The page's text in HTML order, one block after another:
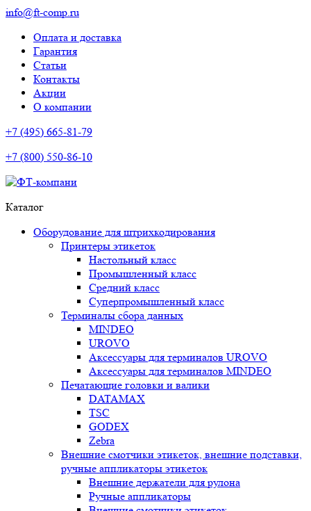
info@ft-comp.ru
Оплата и доставка
Гарантия
Статьи
Контакты
Акции
О компании
+7 (495) 665-81-79
+7 (800) 550-86-10
Каталог
Оборудование для штрихкодирования
Принтеры этикеток
Настольный класс
Промышленный класс
Средний класс
Суперпромышленный класс
Терминалы сбора данных
MINDEO
UROVO
Аксессуары для терминалов UROVO
Аксессуары для терминалов MINDEO
Печатающие головки и валики
DATAMAX
TSC
GODEX
Zebra
Внешние смотчики этикеток, внешние подставки,
ручные аппликаторы этикеток
Внешние держатели для рулона
Ручные аппликаторы